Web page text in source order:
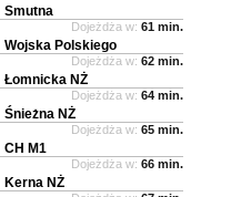
Smutna
Dojeżdża w: 61 min.
Wojska Polskiego
Dojeżdża w: 62 min.
Łomnicka NŻ
Dojeżdża w: 64 min.
Śnieżna NŻ
Dojeżdża w: 65 min.
CH M1
Dojeżdża w: 66 min.
Kerna NŻ